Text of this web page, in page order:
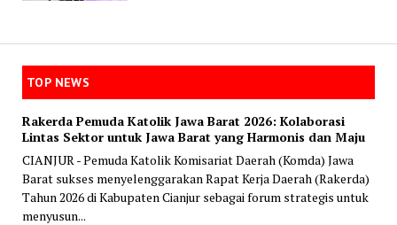
TOP NEWS
Rakerda Pemuda Katolik Jawa Barat 2026: Kolaborasi
Lintas Sektor untuk Jawa Barat yang Harmonis dan Maju
CIANJUR - Pemuda Katolik Komisariat Daerah (Komda) Jawa
Barat sukses menyelenggarakan Rapat Kerja Daerah (Rakerda)
Tahun 2026 di Kabupaten Cianjur sebagai forum strategis untuk
menyusun...